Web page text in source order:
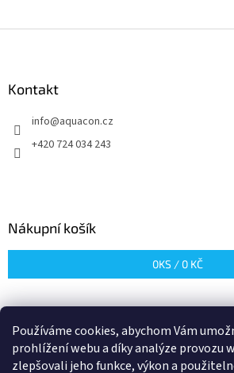
Používáme cookies, abychom Vám
prohlížení webu a díky analýze provozu
zlepšovali jeho funkce, výkon a
Kontakt
info@aquacon.cz
+420 724 034 243
Nákupní košík
0KS / 0 KČ